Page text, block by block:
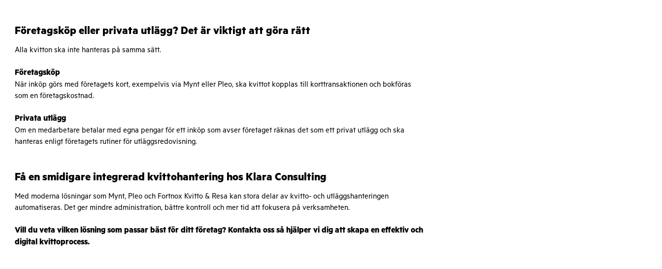
Företagsköp eller privata utlägg? Det är viktigt att göra rätt
Alla kvitton ska inte hanteras på samma sätt.
Företagsköp
När inköp görs med företagets kort, exempelvis via Mynt eller Pleo, ska kvittot kopplas till korttransaktionen och bokföras
som en företagskostnad.
Privata utlägg
Om en medarbetare betalar med egna pengar för ett inköp som avser företaget räknas det som ett privat utlägg och ska
hanteras enligt företagets rutiner för utläggsredovisning.
Få en smidigare integrerad kvittohantering hos Klara Consulting
Med moderna lösningar som Mynt, Pleo och Fortnox Kvitto & Resa kan stora delar av kvitto- och utläggshanteringen
automatiseras. Det ger mindre administration, bättre kontroll och mer tid att fokusera på verksamheten.
Vill du veta vilken lösning som passar bäst för ditt företag? Kontakta oss så hjälper vi dig att skapa en effektiv och
digital kvittoprocess.